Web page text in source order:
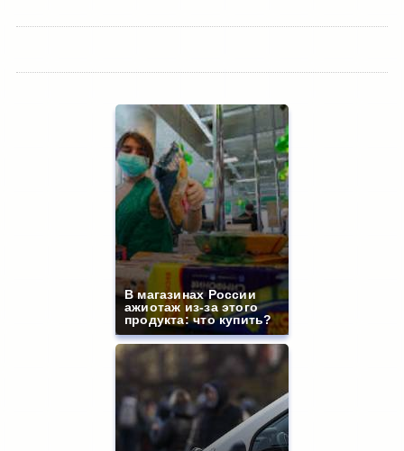
В магазинах России
ажиотаж из-за этого
продукта: что купить?